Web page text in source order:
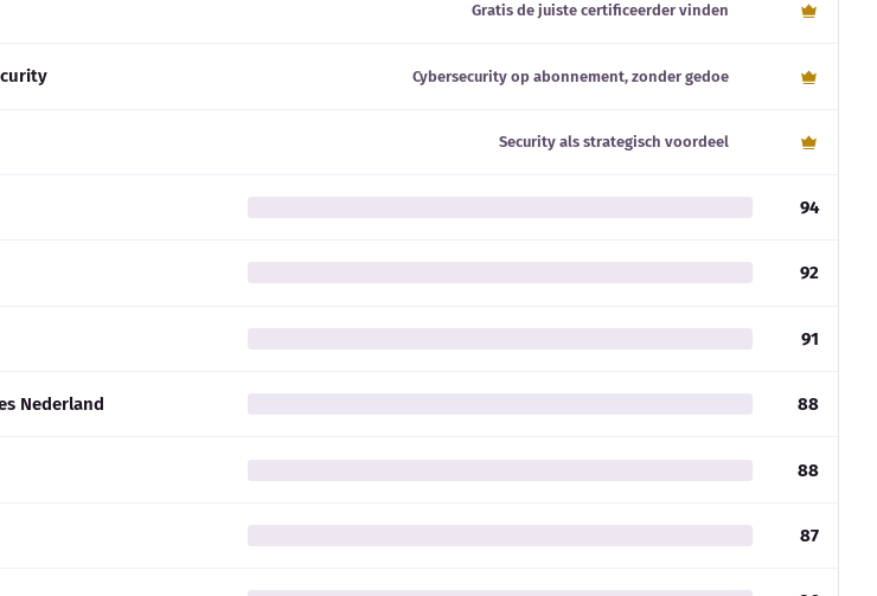
Gratis de juiste certificeerder vinden
Cybersecurity op abonnement, zonder gedoe
Security als strategisch voordeel
94
92
91
Nederland 88
88
87